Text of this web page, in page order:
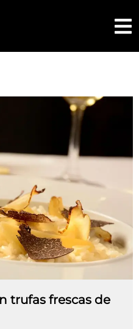
trufas frescas de